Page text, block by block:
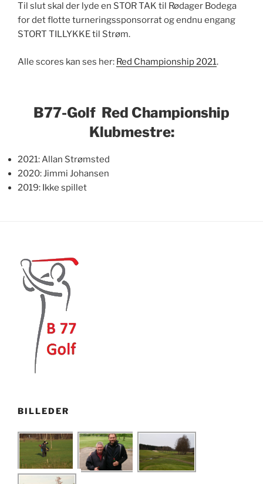
Til slut skal der lyde en STOR TAK til Rødager Bodega
for det flotte turneringssponsorrat og endnu engang
STORT TILLYKKE til Strøm.
Alle scores kan ses her: Red Championship 2021.
B77-Golf Red Championship
Klubmestre:
2021: Allan Strømsted
2020: Jimmi Johansen
2019: Ikke spillet
BILLEDER